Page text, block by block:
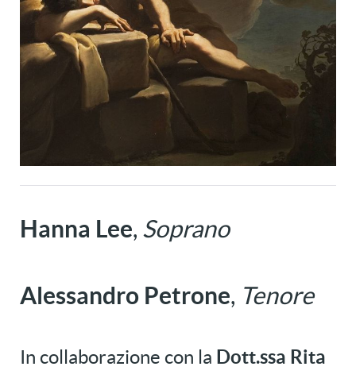
Hanna Lee, Soprano
Alessandro Petrone, Tenore
In collaborazione con la Dott.ssa Rita